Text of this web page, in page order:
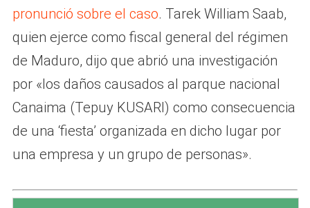
pronunció sobre el caso. Tarek William Saab,
quien ejerce como fiscal general del régimen
de Maduro, dijo que abrió una investigación
por «los daños causados al parque nacional
Canaima (Tepuy KUSARI) como consecuencia
de una ‘fiesta’ organizada en dicho lugar por
una empresa y un grupo de personas».